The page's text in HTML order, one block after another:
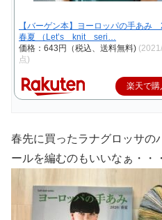
【バーゲン本】ヨーロッパの手あみ
春夏 （Let’s knit seri…
価格：643円（税込、送料無料)
点)
楽天で購
春先に買ったラナグロッサの
ールを編むのもいいなぁ・・